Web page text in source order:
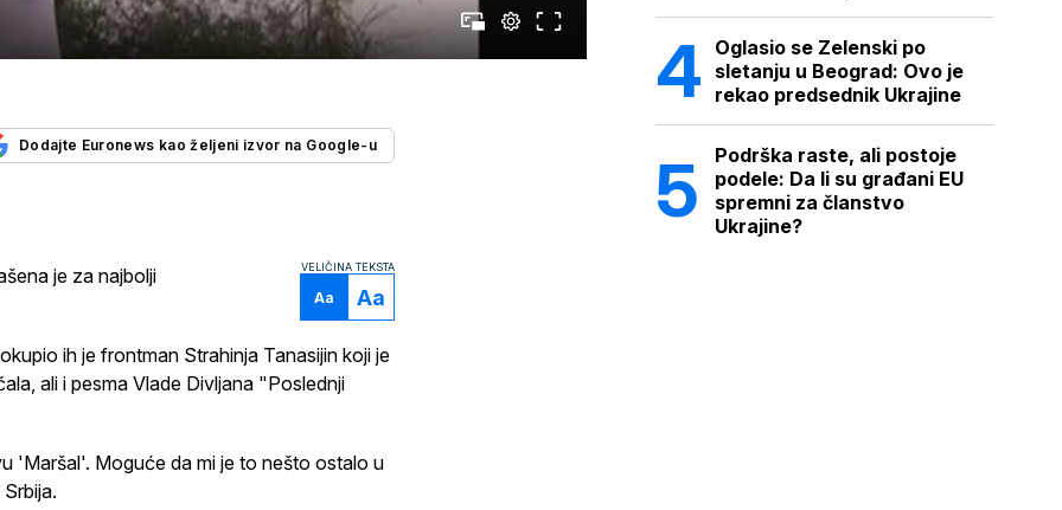
Dodajte Euronews kao željeni izvor na Google-u
VELIČINA TEKSTA
Aa Aa
je za najbolji
ih je frontman Strahinja Tanasijin koji je
ali i pesma Vlade Divljana "Poslednji
'Maršal'. Moguće da mi je to nešto ostalo u
Oglasio se Zelenski po
sletanju u Beograd: Ovo je
rekao predsednik Ukrajine
Podrška raste, ali postoje
podele: Da li su građani EU
spremni za članstvo
Ukrajine?